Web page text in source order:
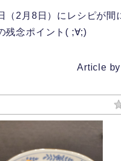
（2月8日）にレシピが間
残念ポイント( ;∀;)
Article by